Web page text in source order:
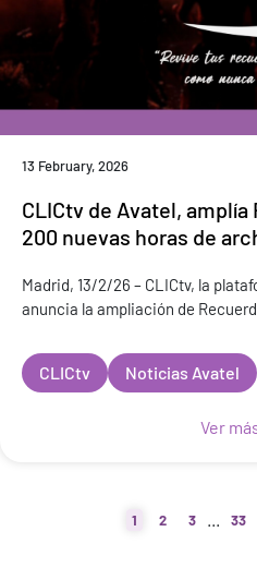
13 February, 2026
CLICtv de Avatel,
200 nuevas horas de
Madrid, 13/2/26 – CLICtv, la
anuncia la ampliación de
incorporación de cer
CLICtv Noticias Avatel
Ver
1 2 3 33